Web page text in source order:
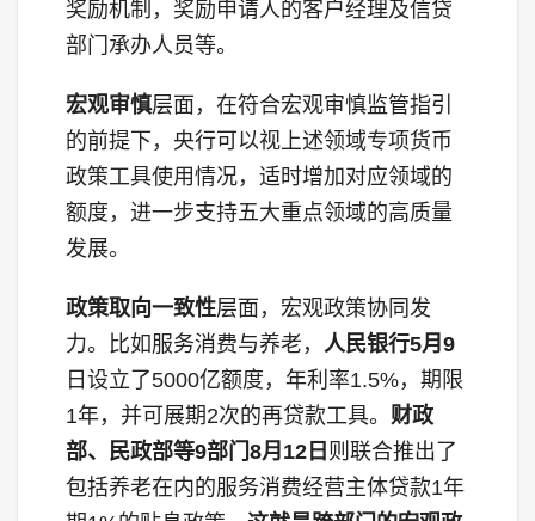
奖励机制，奖励申请人的客户经理及信贷
部门承办人员等。
宏观审慎层面，在符合宏观审慎监管指引
的前提下，央行可以视上述领域专项货币
政策工具使用情况，适时增加对应领域的
额度，进一步支持五大重点领域的高质量
发展。
政策取向一致性层面，宏观政策协同发
力。比如服务消费与养老， 人民银行5月9
日设立了5000亿额度，年利率1.5%，期限
1年，并可展期2次的再贷款工具。 财政
部、民政部等9部门8月12日 则联合推出了
包括养老在内的服务消费经营主体贷款1年